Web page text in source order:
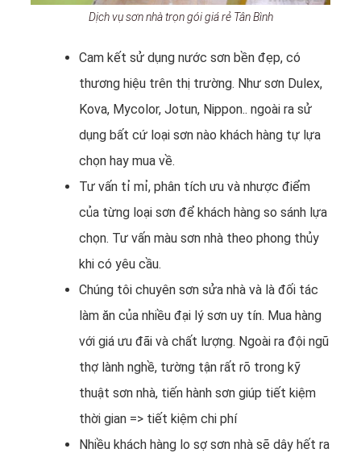
Dịch vụ sơn nhà trọn gói giá rẻ Tân Bình
Cam kết sử dụng nước sơn bền đẹp, có
thương hiệu trên thị trường. Như sơn Dulex,
Kova, Mycolor, Jotun, Nippon.. ngoài ra sử
dụng bất cứ loại sơn nào khách hàng tự lựa
chọn hay mua về.
Tư vấn tỉ mỉ, phân tích ưu và nhược điểm
của từng loại sơn để khách hàng so sánh lựa
chọn. Tư vấn màu sơn nhà theo phong thủy
khi có yêu cầu.
Chúng tôi chuyên sơn sửa nhà và là đối tác
làm ăn của nhiều đại lý sơn uy tín. Mua hàng
với giá ưu đãi và chất lượng. Ngoài ra đội ngũ
thợ lành nghề, tường tận rất rõ trong kỹ
thuật sơn nhà, tiến hành sơn giúp tiết kiệm
thời gian => tiết kiệm chi phí
Nhiều khách hàng lo sợ sơn nhà sẽ dây hết ra